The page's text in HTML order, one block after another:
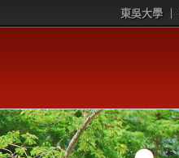
東吳大學